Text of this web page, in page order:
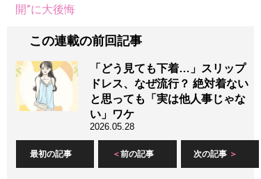
開”に大後悔
この連載の前回記事
「どう見ても下着…」スリップ
ドレス、なぜ流行？ 絶対着ない
と思っても「実は他人事じゃな
い」ワケ
2026.05.28
最初の記事 前の記事 次の記事